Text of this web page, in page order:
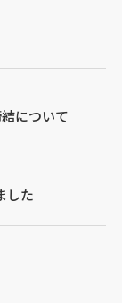
について
した